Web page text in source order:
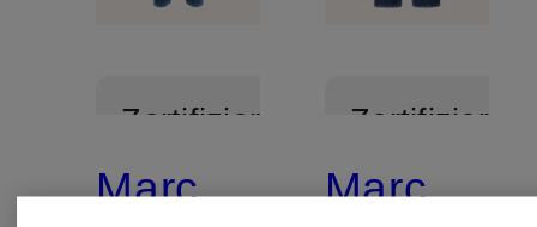
Zertifiziert
Marc
Zertifiziert
Marc